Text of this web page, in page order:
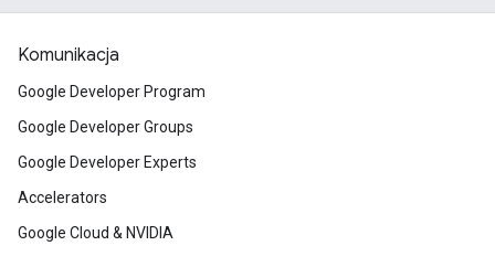
Komunikacja
Google Developer Program
Google Developer Groups
Google Developer Experts
Accelerators
Google Cloud & NVIDIA